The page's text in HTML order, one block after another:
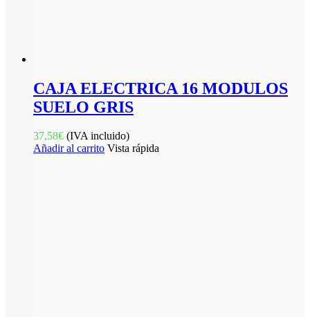
CAJA ELECTRICA 16 MODULOS
SUELO GRIS
37,58€ (IVA incluido)
Añadir al carrito Vista rápida